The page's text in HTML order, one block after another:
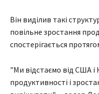
Він виділив такі
повільне зростання
спостерігається
"Ми відстаємо від США і
продуктивності і